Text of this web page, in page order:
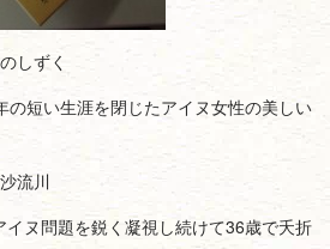
しずく
の短い生涯を閉じたアイヌ女性の美しい
流川
ヌ問題を鋭く凝視し続けて36歳で夭折